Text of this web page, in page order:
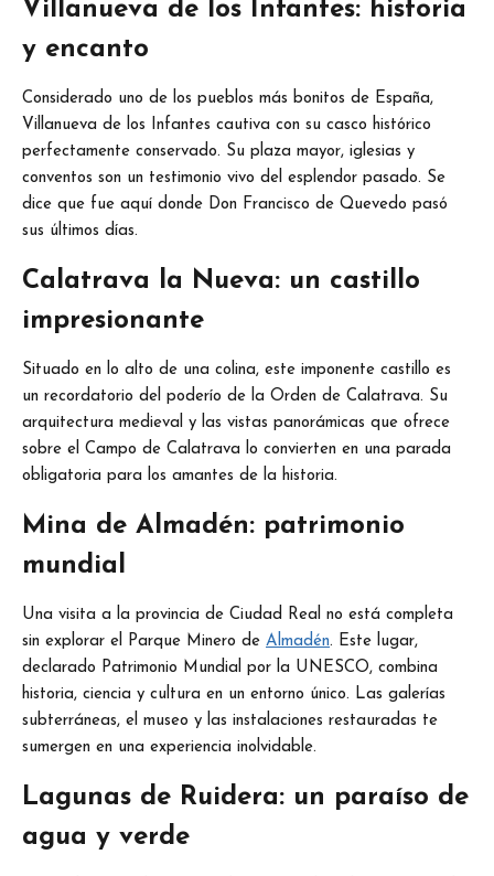
Villanueva de los Infantes: historia
y encanto
Considerado uno de los pueblos más bonitos de España,
Villanueva de los Infantes cautiva con su casco histórico
perfectamente conservado. Su plaza mayor, iglesias y
conventos son un testimonio vivo del esplendor pasado. Se
dice que fue aquí donde Don Francisco de Quevedo pasó
sus últimos días.
Calatrava la Nueva: un castillo
impresionante
Situado en lo alto de una colina, este imponente castillo es
un recordatorio del poderío de la Orden de Calatrava. Su
arquitectura medieval y las vistas panorámicas que ofrece
sobre el Campo de Calatrava lo convierten en una parada
obligatoria para los amantes de la historia.
Mina de Almadén: patrimonio
mundial
Una visita a la provincia de Ciudad Real no está completa
sin explorar el Parque Minero de Almadén. Este lugar,
declarado Patrimonio Mundial por la UNESCO, combina
historia, ciencia y cultura en un entorno único. Las galerías
subterráneas, el museo y las instalaciones restauradas te
sumergen en una experiencia inolvidable.
Lagunas de Ruidera: un paraíso de
agua y verde